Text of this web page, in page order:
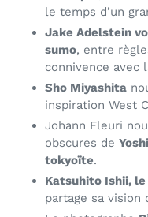
le temps d’un
Jake Adelstein
sumo, entre
connivence avec
Sho Miyashita
inspiration West
Johann Fleuri
obscures de
tokyoïte.
Katsuhito Ishii,
partage sa vision